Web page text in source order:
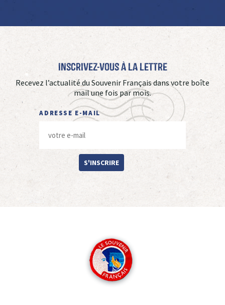
Inscrivez-vous à La Lettre
Recevez l’actualité du Souvenir Français dans votre boîte
mail une fois par mois.
ADRESSE E-MAIL
S'INSCRIRE